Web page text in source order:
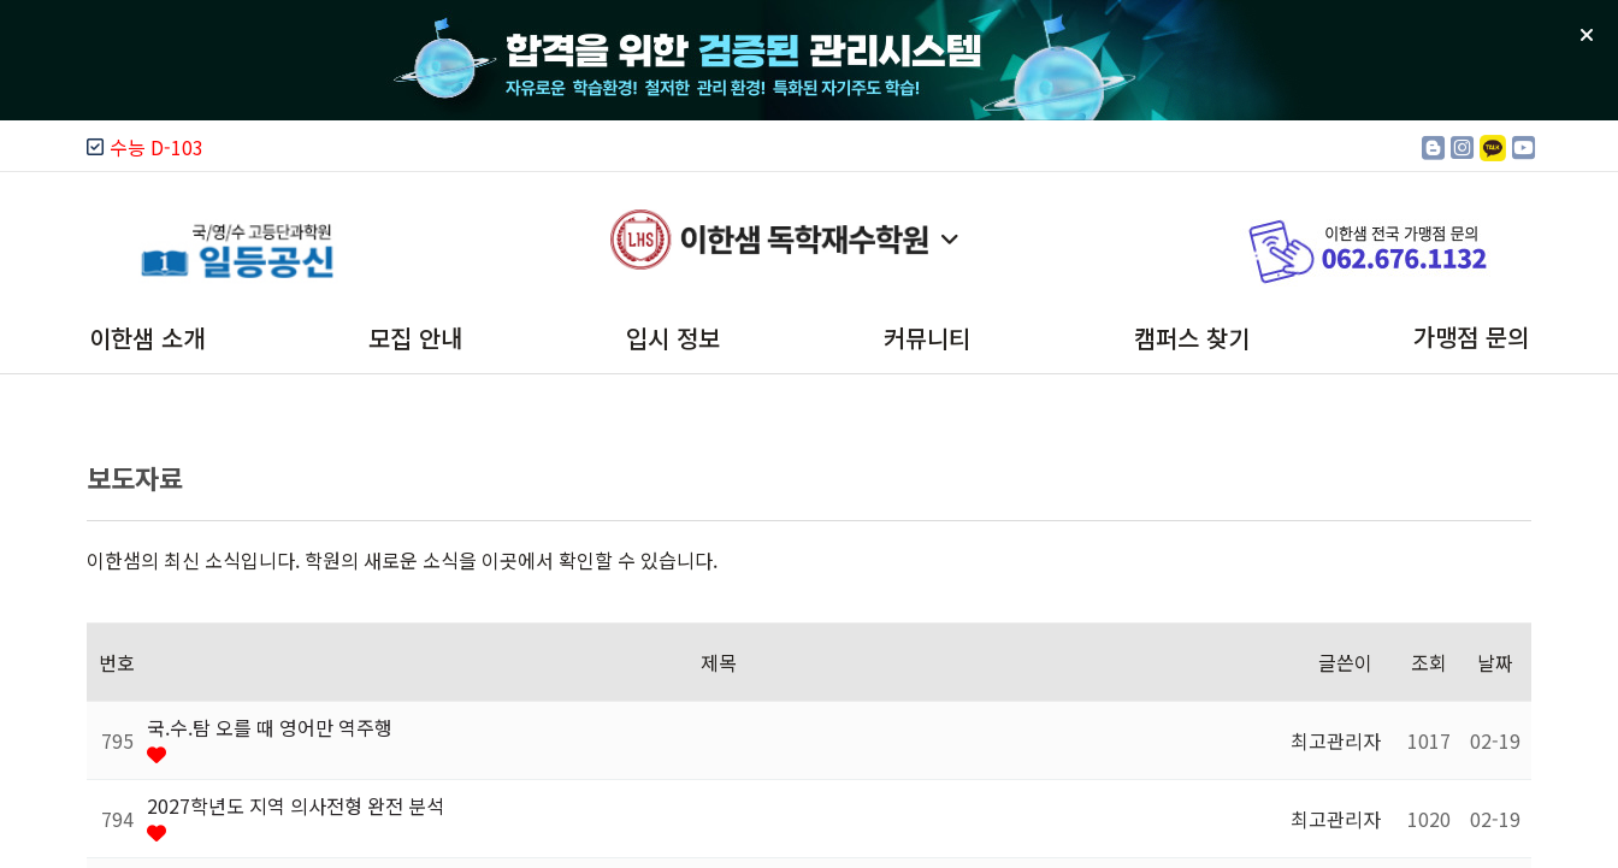
수능 D-103
이한샘 소개
운영철학
모집 안내
N수정규반
재학생반
입시 정보 커뮤니티 캠퍼스 찾기
수완캠퍼스
가맹점 문의
보도자료
이한샘의 최신 소식입니다. 학원의 새로운 소식을 이곳에서 확인할 수 있습니다.
번호 제목 글쓴이 조회 날짜
795 국.수.탐 오를 때 영어만 역주행 최고관리자 1017 02-19
794 2027학년도 지역 의사전형 완전 분석 최고관리자 1020 02-19